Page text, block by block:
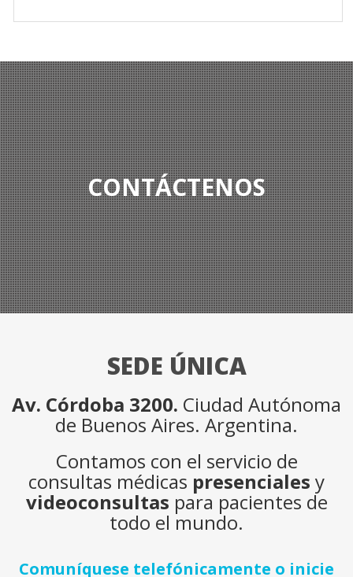
CONTÁCTENOS
SEDE ÚNICA
Av. Córdoba 3200. Ciudad Autónoma
de Buenos Aires. Argentina.
Contamos con el servicio de
consultas médicas presenciales y
videoconsultas para pacientes de
todo el mundo.
Comuníquese telefónicamente o inicie